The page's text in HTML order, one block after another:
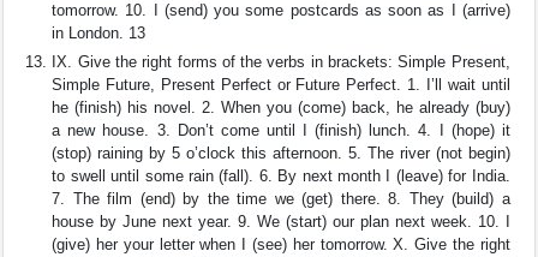
tomorrow. 10. I (send) you some postcards as soon as I (arrive)
in London. 13
IX. Give the right forms of the verbs in brackets: Simple Present,
Simple Future, Present Perfect or Future Perfect. 1. I’ll wait until
he (finish) his novel. 2. When you (come) back, he already (buy)
a new house. 3. Don’t come until I (finish) lunch. 4. I (hope) it
(stop) raining by 5 o’clock this afternoon. 5. The river (not begin)
to swell until some rain (fall). 6. By next month I (leave) for India.
7. The film (end) by the time we (get) there. 8. They (build) a
house by June next year. 9. We (start) our plan next week. 10. I
(give) her your letter when I (see) her tomorrow. X. Give the right